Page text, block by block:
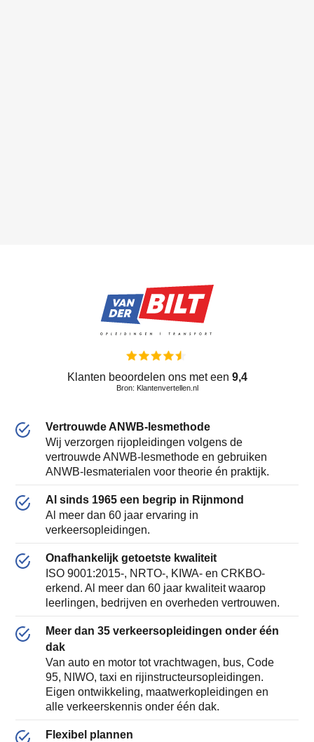
Klanten beoordelen ons met een 9,4
Bron: Klantenvertellen.nl
Vertrouwde ANWB-lesmethode
Wij verzorgen rijopleidingen volgens de
vertrouwde ANWB-lesmethode en gebruiken
ANWB-lesmaterialen voor theorie én praktijk.
Al sinds 1965 een begrip in Rijnmond
Al meer dan 60 jaar ervaring in
verkeersopleidingen.
Onafhankelijk getoetste kwaliteit
ISO 9001:2015-, NRTO-, KIWA- en CRKBO-
erkend. Al meer dan 60 jaar kwaliteit waarop
leerlingen, bedrijven en overheden vertrouwen.
Meer dan 35 verkeersopleidingen onder één
dak
Van auto en motor tot vrachtwagen, bus, Code
95, NIWO, taxi en rijinstructeursopleidingen.
Eigen ontwikkeling, maatwerkopleidingen en
alle verkeerskennis onder één dak.
Flexibel plannen